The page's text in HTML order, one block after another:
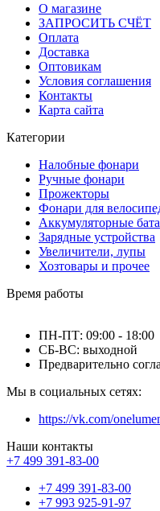
О магазине
ЗАПРОСИТЬ СЧЁТ
Оплата
Доставка
Оптовикам
Условия соглашения
Контакты
Карта сайта
Категории
Налобные фонари
Ручные фонари
Прожекторы
Фонари для
Аккумуляторные
Зарядные устройства
Увеличители, лупы
Хозтовары и прочее
Время работы
ПН-ПТ: 09:00 - 18:00
СБ-ВС: выходной
Предварительно
Мы в социальных сетях:
https://vk.com/
Наши контакты
+7 499 391-83-00
+7 499 391-83-00
+7 993 925-91-97